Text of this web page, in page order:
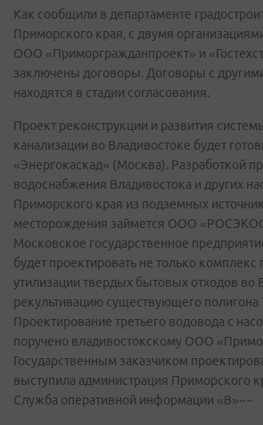
Как сообщили в департаменте
Приморского края, с двумя
ООО «Приморгражданпроект» и
заключены договоры. Договоры с
находятся в стадии согласования.
Проект реконструкции и развития
канализации во Владивостоке будет
«Энергокаскад» (Москва). Разработкой
водоснабжения Владивостока и других
Приморского края из подземных
месторождения займется ООО
Московское государственное
будет проектировать не только комплекс
утилизации твердых бытовых отходов во
рекультивацию существующего полигона
Проектирование третьего водовода с
поручено владивостокскому ООО
Государственным заказчиком
выступила администрация Приморского
Служба оперативной информации «В»~~